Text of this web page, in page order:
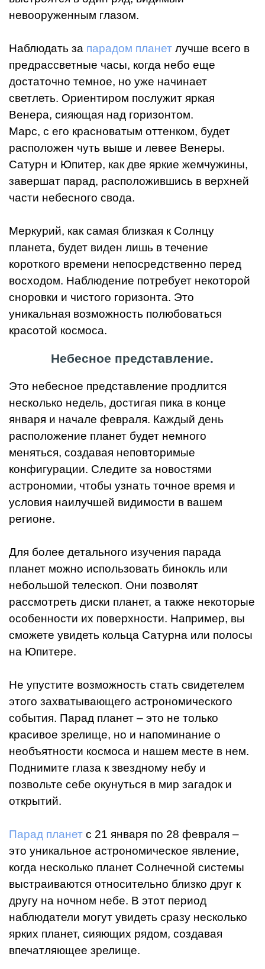
невооруженным глазом.
Наблюдать за парадом планет лучше всего в
предрассветные часы, когда небо еще
достаточно темное, но уже начинает
светлеть. Ориентиром послужит яркая
Венера, сияющая над горизонтом.
Марс, с его красноватым оттенком, будет
расположен чуть выше и левее Венеры.
Сатурн и Юпитер, как две яркие жемчужины,
завершат парад, расположившись в верхней
части небесного свода.
Меркурий, как самая близкая к Солнцу
планета, будет виден лишь в течение
короткого времени непосредственно перед
восходом. Наблюдение потребует некоторой
сноровки и чистого горизонта. Это
уникальная возможность полюбоваться
красотой космоса.
Небесное представление.
Это небесное представление продлится
несколько недель, достигая пика в конце
января и начале февраля. Каждый день
расположение планет будет немного
меняться, создавая неповторимые
конфигурации. Следите за новостями
астрономии, чтобы узнать точное время и
условия наилучшей видимости в вашем
регионе.
Для более детального изучения парада
планет можно использовать бинокль или
небольшой телескоп. Они позволят
рассмотреть диски планет, а также некоторые
особенности их поверхности. Например, вы
сможете увидеть кольца Сатурна или полосы
на Юпитере.
Не упустите возможность стать свидетелем
этого захватывающего астрономического
события. Парад планет – это не только
красивое зрелище, но и напоминание о
необъятности космоса и нашем месте в нем.
Поднимите глаза к звездному небу и
позвольте себе окунуться в мир загадок и
открытий.
Парад планет с 21 января по 28 февраля –
это уникальное астрономическое явление,
когда несколько планет Солнечной системы
выстраиваются относительно близко друг к
другу на ночном небе. В этот период
наблюдатели могут увидеть сразу несколько
ярких планет, сияющих рядом, создавая
впечатляющее зрелище.